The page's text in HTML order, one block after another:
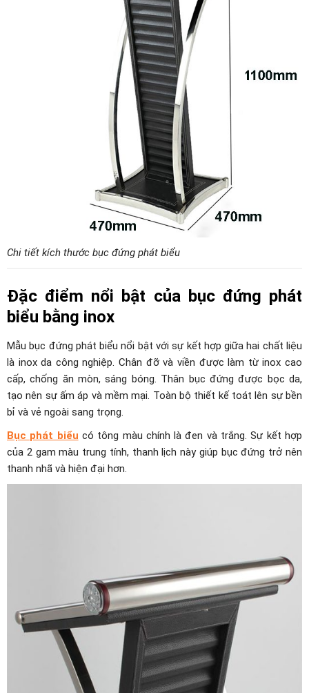
Chi tiết kích thước bục đứng phát biểu
Đặc điểm nổi bật của bục đứng phát
biểu bằng inox
Mẫu bục đứng phát biểu nổi bật với sự kết hợp giữa hai chất liệu
là inox da công nghiệp. Chân đỡ và viền được làm từ inox cao
cấp, chống ăn mòn, sáng bóng. Thân bục đứng được bọc da,
tạo nên sự ấm áp và mềm mại. Toàn bộ thiết kế toát lên sự bền
bỉ và vẻ ngoài sang trọng.
Bục phát biểu có tông màu chính là đen và trắng. Sự kết hợp
của 2 gam màu trung tính, thanh lịch này giúp bục đứng trở nên
thanh nhã và hiện đại hơn.